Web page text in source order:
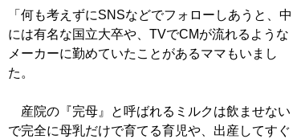
「何も考えずにSNSなどでフォローしあうと、中
には有名な国立大卒や、TVでCMが流れるような
メーカーに勤めていたことがあるママもいまし
た。
産院の『完母』と呼ばれるミルクは飲ませない
で完全に母乳だけで育てる育児や、出産してすぐ